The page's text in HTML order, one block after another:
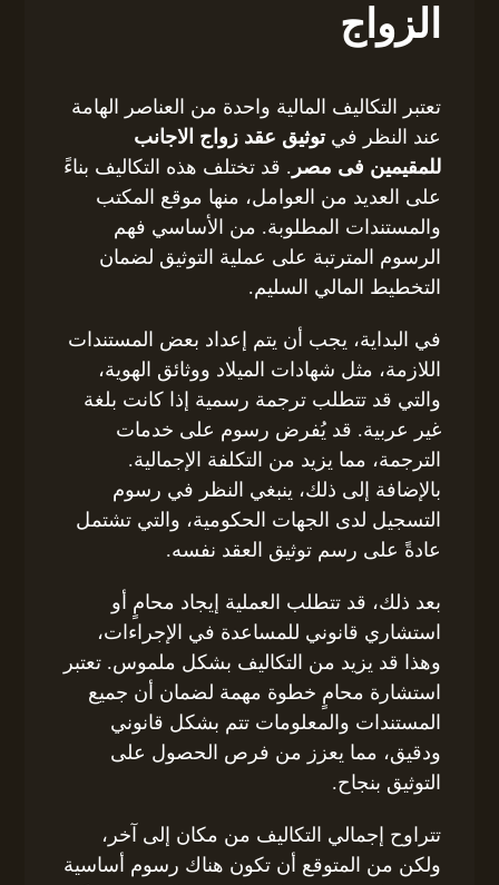
الزواج
تعتبر التكاليف المالية واحدة من العناصر الهامة
عند النظر فيتوثيق عقد زواج الاجانب
للمقيمين فى مصر . قد تختلف هذه التكاليف بناءً
على العديد من العوامل، منها موقع المكتب
والمستندات المطلوبة. من الأساسي فهم
الرسوم المترتبة على عملية التوثيق لضمان
التخطيط المالي السليم.
في البداية، يجب أن يتم إعداد بعض المستندات
اللازمة، مثل شهادات الميلاد ووثائق الهوية،
والتي قد تتطلب ترجمة رسمية إذا كانت بلغة
غير عربية. قد يُفرض رسوم على خدمات
الترجمة، مما يزيد من التكلفة الإجمالية.
بالإضافة إلى ذلك، ينبغي النظر في رسوم
التسجيل لدى الجهات الحكومية، والتي تشتمل
عادةً على رسم توثيق العقد نفسه.
بعد ذلك، قد تتطلب العملية إيجاد محامٍ أو
استشاري قانوني للمساعدة في الإجراءات،
وهذا قد يزيد من التكاليف بشكل ملموس. تعتبر
استشارة محامٍ خطوة مهمة لضمان أن جميع
المستندات والمعلومات تتم بشكل قانوني
ودقيق، مما يعزز من فرص الحصول على
التوثيق بنجاح.
تتراوح إجمالي التكاليف من مكان إلى آخر،
ولكن من المتوقع أن تكون هناك رسوم أساسية